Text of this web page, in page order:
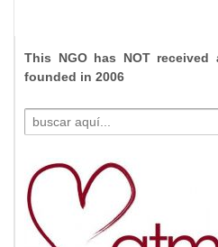
This NGO has NOT
founded in 2006
Buscar
por: